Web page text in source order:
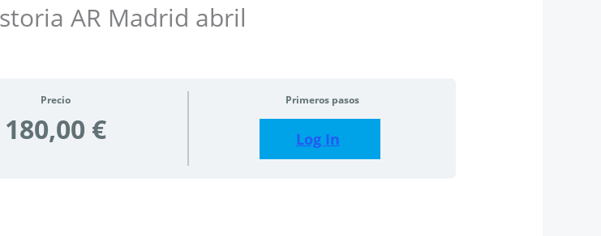
AR Madrid abril
Precio
180,00 €
Primeros pasos
Log In